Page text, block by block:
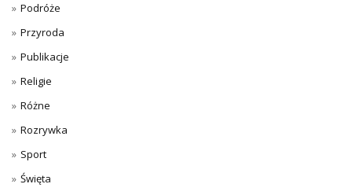
Podróże
Przyroda
Publikacje
Religie
Różne
Rozrywka
Sport
Święta